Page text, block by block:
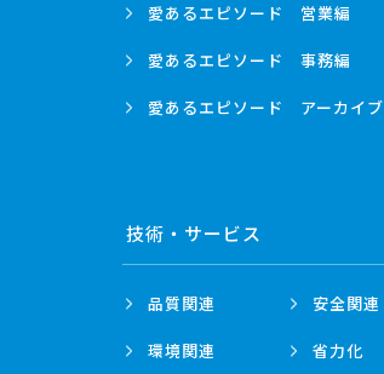
愛あるエピソード 営業編
愛あるエピソード 事務編
愛あるエピソード アーカイブ
技術・ サービス
品質関連 安全関連
環境関連 省力化